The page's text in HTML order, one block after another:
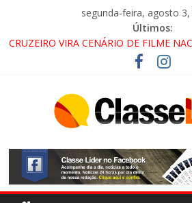
segunda-feira, agosto 3,
Últimos:
CRUZEIRO VIRA CENÁRIO DE FILME
PROMOTOR DO GAECO
ACESSO À APARECIDA NA DUTRA
ALTERNATIVAS
LORENA, PINDAMONHANGABA E
PELA FÁBRICA DA COCA-COLA!